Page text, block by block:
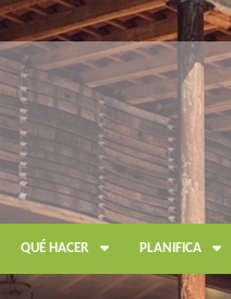
QUÉ HACER PLANIFICA